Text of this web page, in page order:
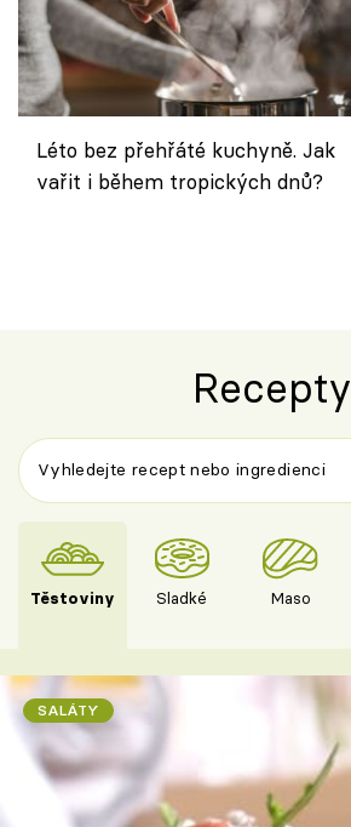
Léto bez přehřáté kuchyně. Jak
vařit i během tropických dnů?
Recepty
Těstoviny Sladké Maso
SALÁTY